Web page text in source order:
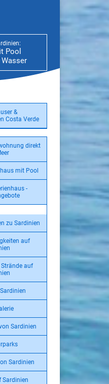
Pool
&
Costa Verde
direkt
mit Pool
-
zu Sardinien
auf
Strände auf
Sardinien
Sardinien
Sardinien